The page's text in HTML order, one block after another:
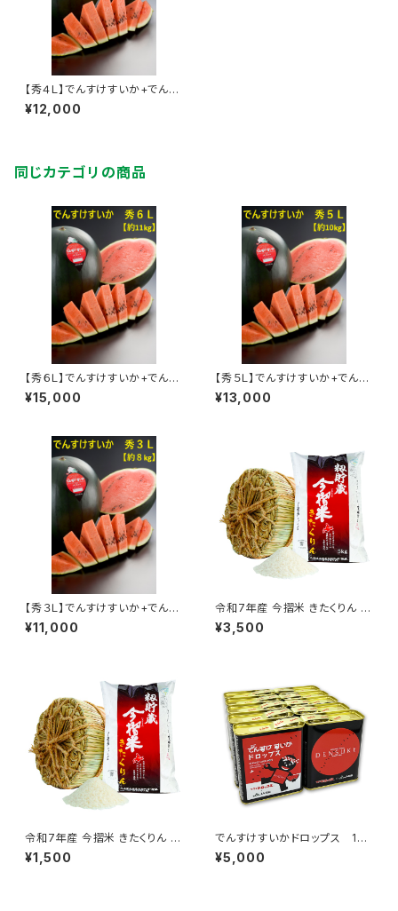
【秀４Ｌ】でんすけすいか+でんす
けすいかピュアゼリー３個
¥12,000
同じカテゴリの商品
【秀６Ｌ】でんすけすいか+でんす
けすいかピュアゼリー３個
¥15,000
【秀５Ｌ】でんすけすいか+でんす
けすいかピュアゼリー３個
¥13,000
【秀３Ｌ】でんすけすいか+でんす
けすいかピュアゼリー３個
¥11,000
令和7年産 今摺米 きたくりん 5
kg 精米ＨＡＣＣＰ認定 新米 籾
貯蔵
¥3,500
令和7年産 今摺米 きたくりん 2
kg 精米ＨＡＣＣＰ認定 新米 籾
貯蔵
¥1,500
でんすけすいかドロップス 10
缶
¥5,000